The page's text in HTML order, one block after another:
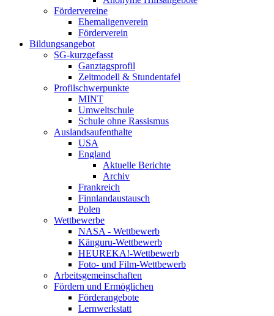
Fördervereine
Ehemaligenverein
Förderverein
Bildungsangebot
SG-kurzgefasst
Ganztagsprofil
Zeitmodell & Stundentafel
Profilschwerpunkte
MINT
Umweltschule
Schule ohne Rassismus
Auslandsaufenthalte
USA
England
Aktuelle Berichte
Archiv
Frankreich
Finnlandaustausch
Polen
Wettbewerbe
NASA - Wettbewerb
Känguru-Wettbewerb
HEUREKA!-Wettbewerb
Foto- und Film-Wettbewerb
Arbeitsgemeinschaften
Fördern und Ermöglichen
Förderangebote
Lernwerkstatt